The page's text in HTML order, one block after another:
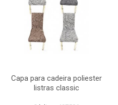
Capa para cadeira poliester
listras classic